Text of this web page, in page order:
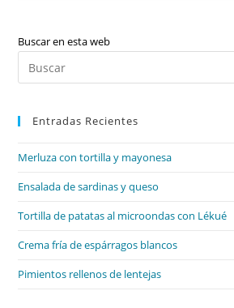
Invasiones
Buscar en esta web
Entradas Recientes
Merluza con tortilla y mayonesa
Ensalada de sardinas y queso
Tortilla de patatas al microondas con Lékué
Crema fría de espárragos blancos
Pimientos rellenos de lentejas